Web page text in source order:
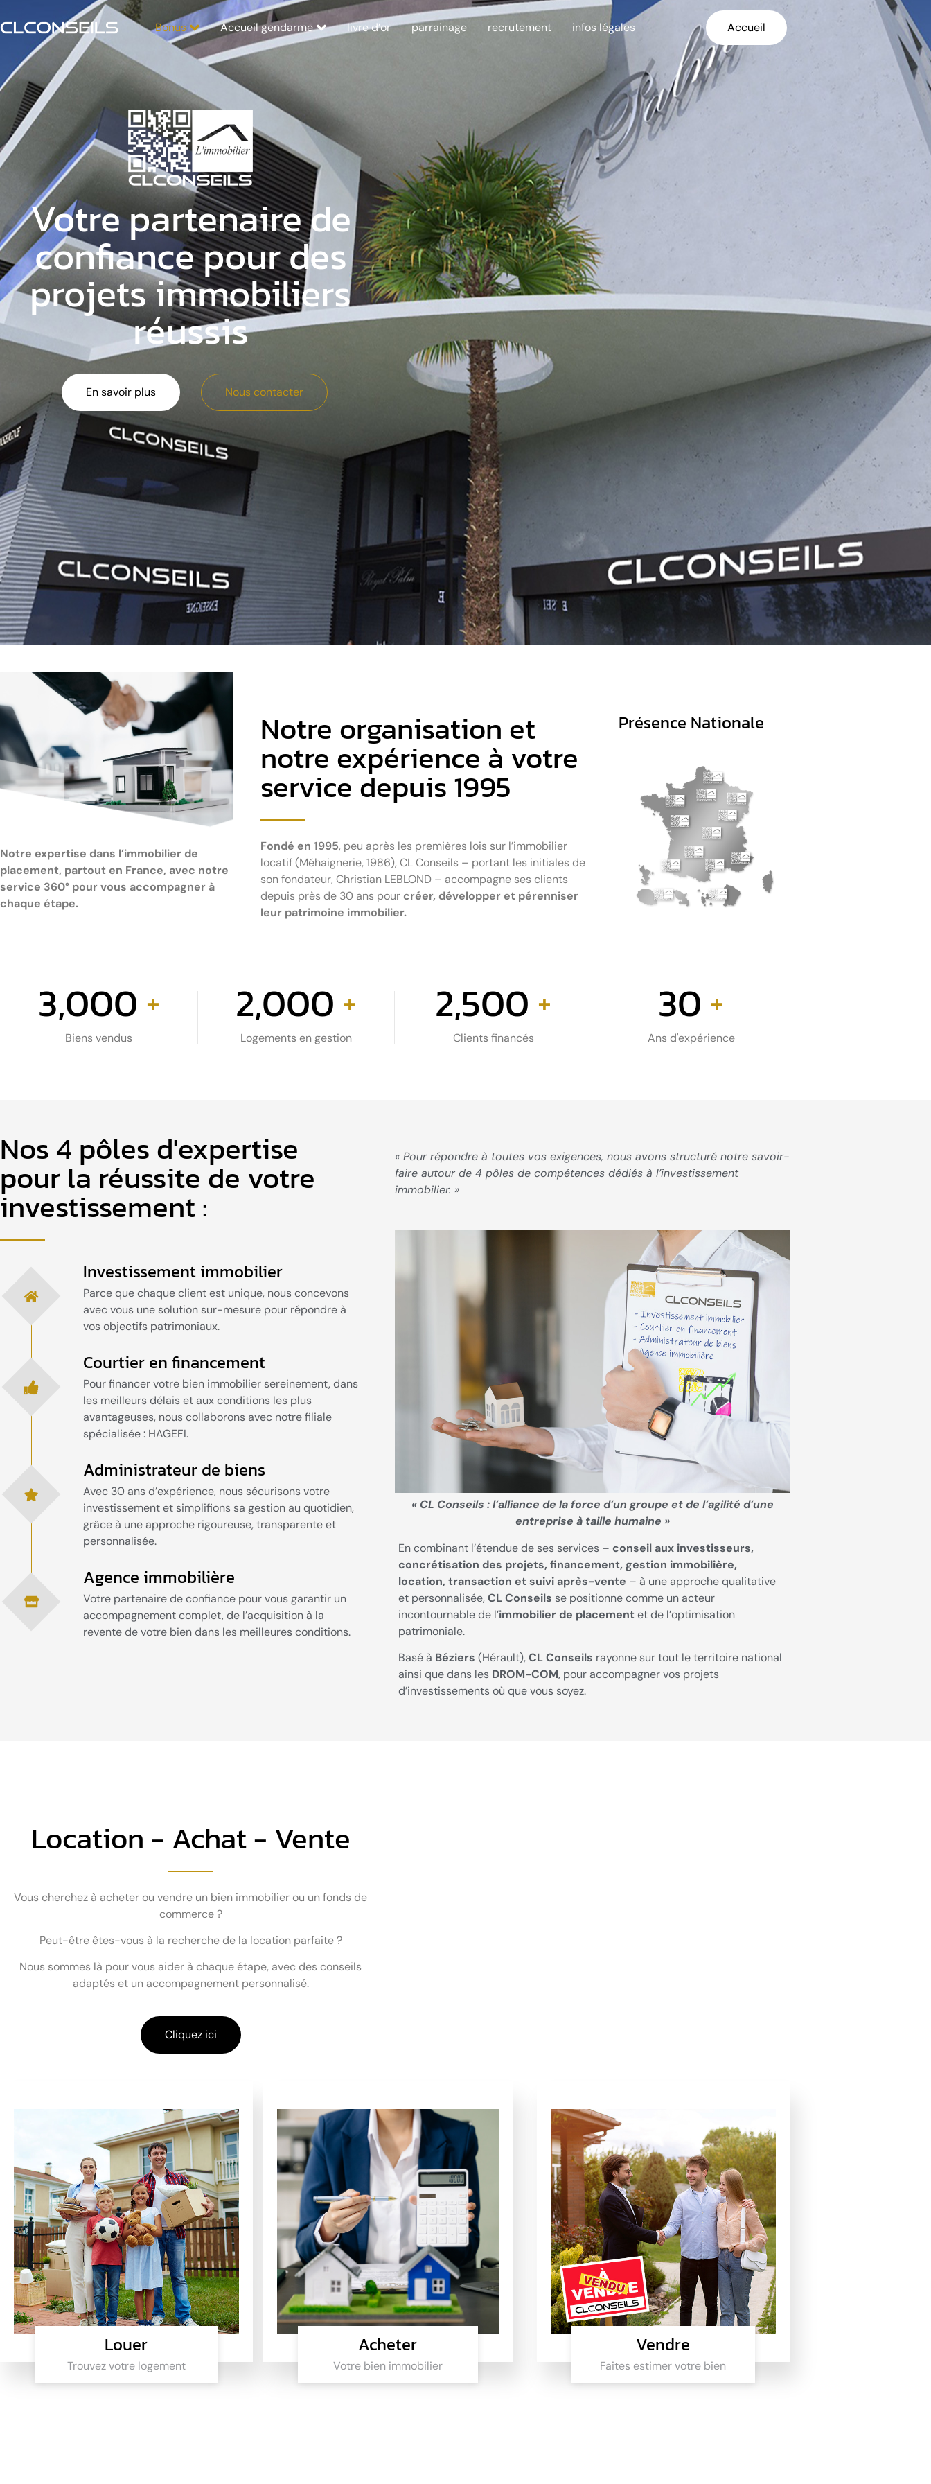
Bonus Accueil gendarme livre d’or parrainage recrutement infos légales Accueil
Votre partenaire de
confiance pour des
projets immobiliers
réussis
En savoir plus Nous contacter
Notre expertise dans l’immobilier de
placement, partout en France, avec notre
service 360° pour vous accompagner à
chaque étape.
Notre organisation et
notre expérience à votre
service depuis 1995
Fondé en 1995, peu après les premières lois sur l’immobilier
locatif (Méhaignerie, 1986), CL Conseils – portant les initiales de
son fondateur, Christian LEBLOND – accompagne ses clients
depuis près de 30 ans pour créer, développer et pérenniser
leur patrimoine immobilier.
Présence Nationale
3,000 +
Biens vendus
2,000 +
Logements en gestion
2,500 +
Clients financés
30 +
Ans d'expérience
Nos 4 pôles d'expertise
pour la réussite de votre
investissement :
« Pour répondre à toutes vos exigences, nous avons structuré notre savoir-
faire autour de 4 pôles de compétences dédiés à l’investissement
immobilier. »
Investissement immobilier
Parce que chaque client est unique, nous concevons
avec vous une solution sur-mesure pour répondre à
vos objectifs patrimoniaux.
Courtier en financement
Pour financer votre bien immobilier sereinement, dans
les meilleurs délais et aux conditions les plus
avantageuses, nous collaborons avec notre filiale
spécialisée : HAGEFI.
Administrateur de biens
Avec 30 ans d’expérience, nous sécurisons votre
investissement et simplifions sa gestion au quotidien,
grâce à une approche rigoureuse, transparente et
personnalisée.
Agence immobilière
Votre partenaire de confiance pour vous garantir un
accompagnement complet, de l’acquisition à la
revente de votre bien dans les meilleures conditions.
« CL Conseils : l’alliance de la force d’un groupe et de l’agilité d’une
entreprise à taille humaine »
En combinant l’étendue de ses services – conseil aux investisseurs,
concrétisation des projets, financement, gestion immobilière,
location, transaction et suivi après-vente – à une approche qualitative
et personnalisée,CL Conseils se positionne comme un acteur
incontournable de l’immobilier de placementet de l’optimisation
patrimoniale.
Basé à Béziers (Hérault),CL Conseils rayonne sur tout le territoire national
ainsi que dans les DROM-COM, pour accompagner vos projets
d’investissements où que vous soyez.
Location - Achat - Vente
Vous cherchez à acheter ou vendre un bien immobilier ou un fonds de
commerce ?
Peut-être êtes-vous à la recherche de la location parfaite ?
Nous sommes là pour vous aider à chaque étape, avec des conseils
adaptés et un accompagnement personnalisé.
Cliquez ici
Louer
Trouvez votre logement
Acheter
Votre bien immobilier
Vendre
Faites estimer votre bien